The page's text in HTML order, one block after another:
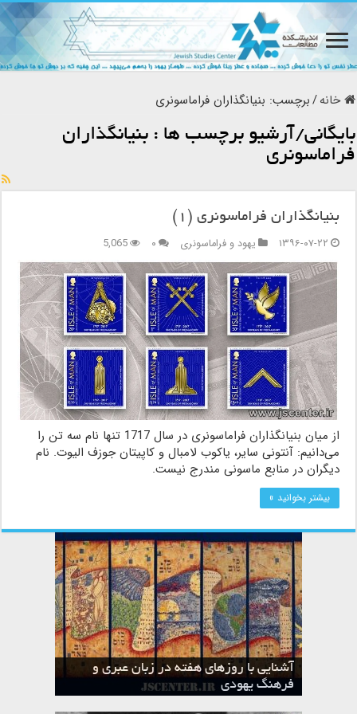
خانه/برچسب: بنیانگذاران فراماسونری
بایگانی/آرشیو برچسب ها :بنیانگذاران
فراماسونری
بنیانگذاران فراماسونری (۱)
۱۳۹۶-۰۷-۲۲
یهود و فراماسونری ۰ 5,065
از میان بنیانگذاران فراماسونری در سال 1717 تنها نام سه تن را
می‌دانیم: آنتونی سایر، یاکوب لامبال و کاپیتان جوزف الیوت. نام
دیگران در منابع ماسونی مندرج نیست.
بیشتر بخوانید »
آشنایی با روزهای هفته در زبان عبری و
فرهنگ یهودی
ماه نیسان در تقویم عبری و میراث یهود
تقویم عبری
ماه شواط در تقویم عبری و میراث یهود
ماه طوت در تقویم عبری و میراث یهود
ماه حشوان در تقویم عبری و میراث یهود
ماه تیشری در تقویم عبری و میراث یهود
ماه الول در تقویم عبری و میراث یهود